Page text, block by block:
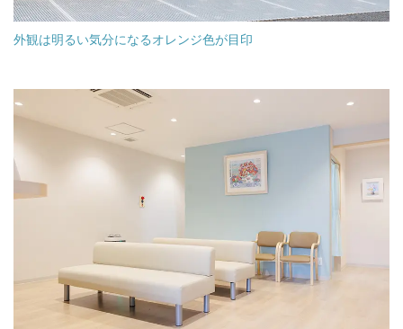
外観は明るい気分になるオレンジ色が目印